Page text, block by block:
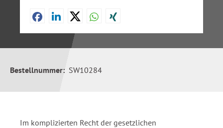
Bestellnummer: SW10284
Im komplizierten Recht der gesetzlichen